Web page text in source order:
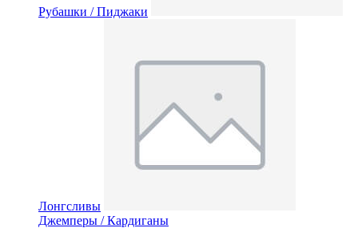
Рубашки / Пиджаки
Лонгсливы
Джемперы / Кардиганы